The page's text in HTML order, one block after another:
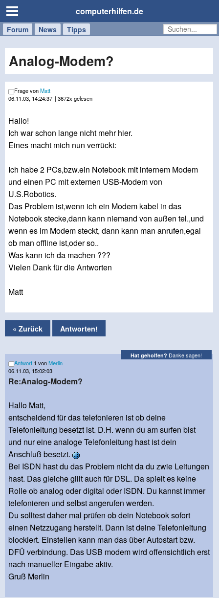
computerhilfen.de
Forum News Tipps
Handy
Tablet
Windows
Mac
Analog-Modem?
Frage vonMatt
06.11.03, 14:24:37 | 3672x gelesen
Hallo!
Ich war schon lange nicht mehr hier.
Eines macht mich nun verrückt:
Ich habe 2 PCs,bzw.ein Notebook mit internem Modem
und einen PC mit externen USB-Modem von
U.S.Robotics.
Das Problem ist,wenn ich ein Modem kabel in das
Notebook stecke,dann kann niemand von außen tel.,und
wenn es im Modem steckt, dann kann man anrufen,egal
ob man offline ist,oder so..
Was kann ich da machen ???
Vielen Dank für die Antworten
Matt
« Zurück Antworten!
Hat geholfen? Danke sagen!
Antwort 1 vonMerlin
06.11.03, 15:02:03
Re:Analog-Modem?
Hallo Matt,
entscheidend für das telefonieren ist ob deine
Telefonleitung besetzt ist. D.H. wenn du am surfen bist
und nur eine analoge Telefonleitung hast ist dein
Anschluß besetzt.
Bei ISDN hast du das Problem nicht da du zwie Leitungen
hast. Das gleiche gillt auch für DSL. Da spielt es keine
Rolle ob analog oder digital oder ISDN. Du kannst immer
telefonieren und selbst angerufen werden.
Du solltest daher mal prüfen ob dein Notebook sofort
einen Netzzugang herstellt. Dann ist deine Telefonleitung
blockiert. Einstellen kann man das über Autostart bzw.
DFÜ verbindung. Das USB modem wird offensichtlich erst
nach manueller Eingabe aktiv.
Gruß Merlin